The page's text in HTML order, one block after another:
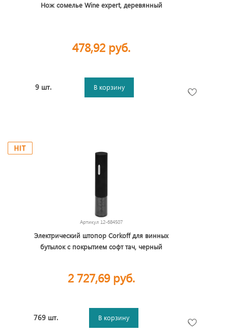
Нож сомелье Wine expert, деревянный
478,92 руб.
9 шт. В корзину
Артикул 12-684507
Электрический штопор Corkoff для винных
бутылок с покрытием софт тач, черный
2 727,69 руб.
769 шт. В корзину